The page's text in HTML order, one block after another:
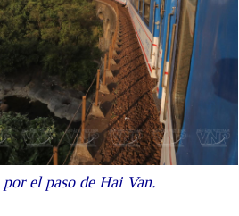
el paso de Hai Van.